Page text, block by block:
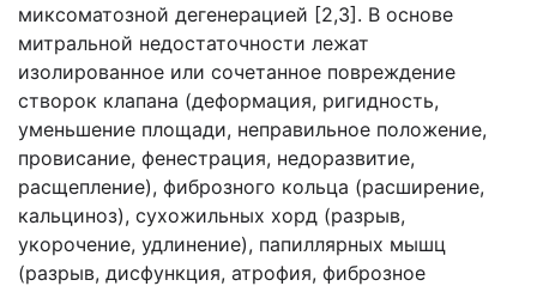
миксоматозной дегенерацией [2,3]. В основе
митральной недостаточности лежат
изолированное или сочетанное повреждение
створок клапана (деформация, ригидность,
уменьшение площади, неправильное положение,
провисание, фенестрация, недоразвитие,
расщепление), фиброзного кольца (расширение,
кальциноз), сухожильных хорд (разрыв,
укорочение, удлинение), папиллярных мышц
(разрыв, дисфункция, атрофия, фиброзное